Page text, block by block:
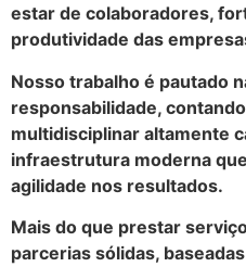
estar de colaboradores,
produtividade das
Nosso trabalho é pautado
responsabilidade,
multidisciplinar altamente
infraestrutura moderna
agilidade nos resultados.
Mais do que prestar
parcerias sólidas,